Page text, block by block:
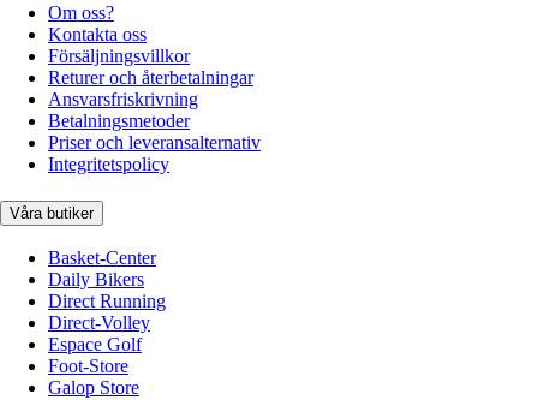
Om oss?
Kontakta oss
Försäljningsvillkor
Returer och återbetalningar
Ansvarsfriskrivning
Betalningsmetoder
Priser och leveransalternativ
Integritetspolicy
Våra butiker
Basket-Center
Daily Bikers
Direct Running
Direct-Volley
Espace Golf
Foot-Store
Galop Store